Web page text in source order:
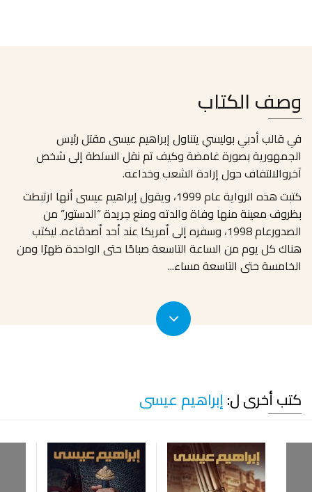
وصف الكتاب
في قالب أدبي بوليسي يتناول إبراهيم عيسى مقتل رئيس
الجمهورية بصورة غامضة وكيف تم نقل السلطة إلى شخص
آخروالالتفاف حول إرادة الشعب وخداعه.
كتبت هذه الرواية عام 1999، ويقول إبراهيم عيسى أنها ارتبطت
بظروف معينة منها وفاة والدته ومنع جريدة “الدستور” من
الصدورعام 1998، وسفره إلى أمريكا عند أحد أصدقاءه. ليكتب
هناك كل يوم من الساعة التاسعة صباحًا حتى الواحدة ظهرًا ومن
الخامسة حتى التاسعة مساء...
كتب أخرى ل:إبراهيم عيسى